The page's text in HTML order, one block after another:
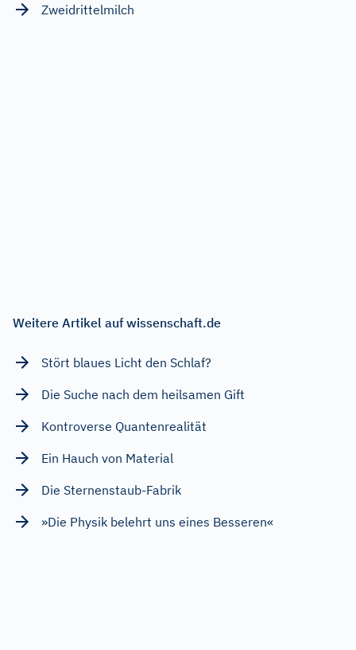
Zweidrittelmilch
Weitere Artikel auf wissenschaft.de
Stört blaues Licht den Schlaf?
Die Suche nach dem heilsamen Gift
Kontroverse Quantenrealität
Ein Hauch von Material
Die Sternenstaub-Fabrik
»Die Physik belehrt uns eines Besseren«